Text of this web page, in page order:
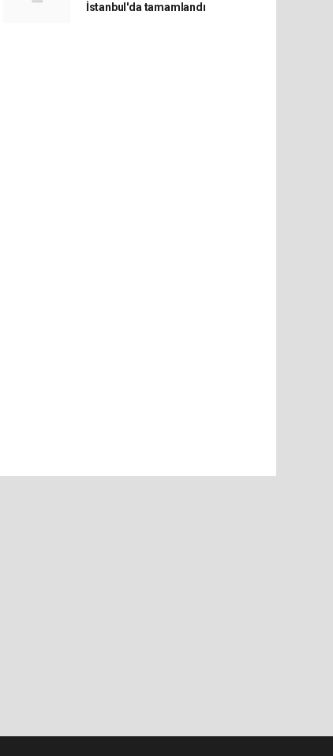
İstanbul'da tamamlandı